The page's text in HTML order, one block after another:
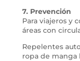
7. Prevención
Para viajeros y
áreas con
Repelentes
ropa de manga